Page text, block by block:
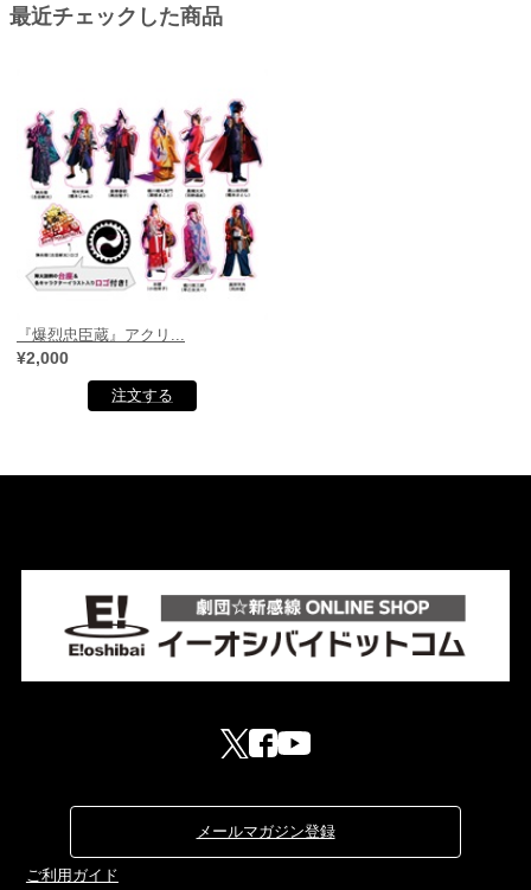
最近チェックした商品
『爆烈忠臣蔵』アクリ...
¥2,000
メールマガジン登録
ご利用ガイド